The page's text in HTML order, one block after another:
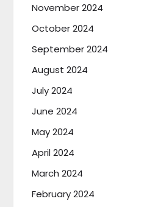
November 2024
October 2024
September 2024
August 2024
July 2024
June 2024
May 2024
April 2024
March 2024
February 2024